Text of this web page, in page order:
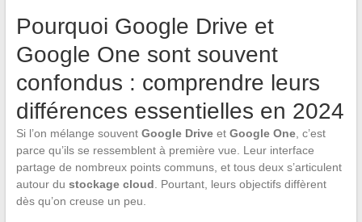
Pourquoi Google Drive et
Google One sont souvent
confondus : comprendre leurs
différences essentielles en 2024
Si l’on mélange souvent Google Driveet Google One, c’est
parce qu’ils se ressemblent à première vue. Leur interface
partage de nombreux points communs, et tous deux s’articulent
autour du stockage cloud . Pourtant, leurs objectifs diffèrent
dès qu’on creuse un peu.